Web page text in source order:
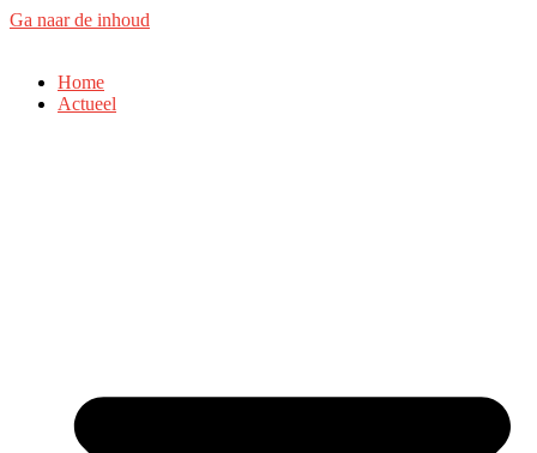
Ga naar de inhoud
Home
Actueel